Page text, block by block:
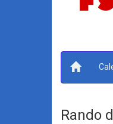
Rando